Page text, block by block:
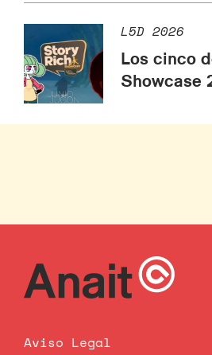
L5D 2026
Los cinco
Showcase
Aviso Legal